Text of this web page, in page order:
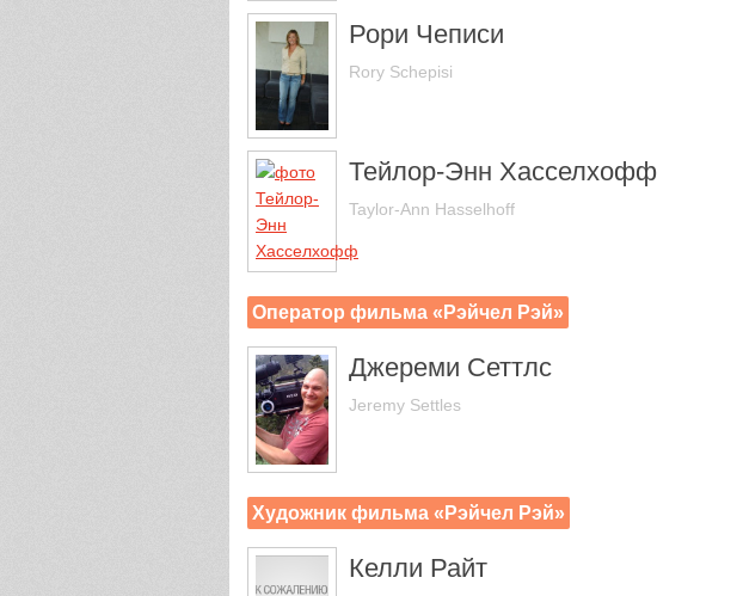
Рори Чеписи
Rory Schepisi
Тейлор-Энн Хасселхофф
Taylor-Ann Hasselhoff
Оператор фильма «Рэйчел Рэй»
Джереми Сеттлс
Jeremy Settles
Художник фильма «Рэйчел Рэй»
Келли Райт